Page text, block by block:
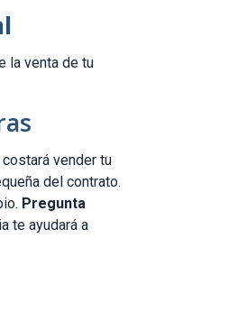
la venta de tu
vender tu
del contrato.
Pregunta
te ayudará a